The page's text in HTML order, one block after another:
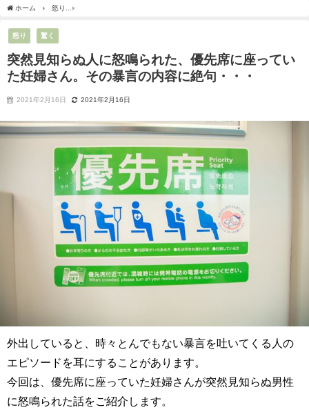
2021年3月13日
ホーム 怒り
怒り 驚く
突然見知らぬ人に怒鳴られた、優先席に座ってい
た妊婦さん。その暴言の内容に絶句・・・
2021年2月16日 2021年2月16日
外出していると、時々とんでもない暴言を吐いてくる人の
エピソードを耳にすることがあります。
今回は、優先席に座っていた妊婦さんが突然見知らぬ男性
に怒鳴られた話をご紹介します。